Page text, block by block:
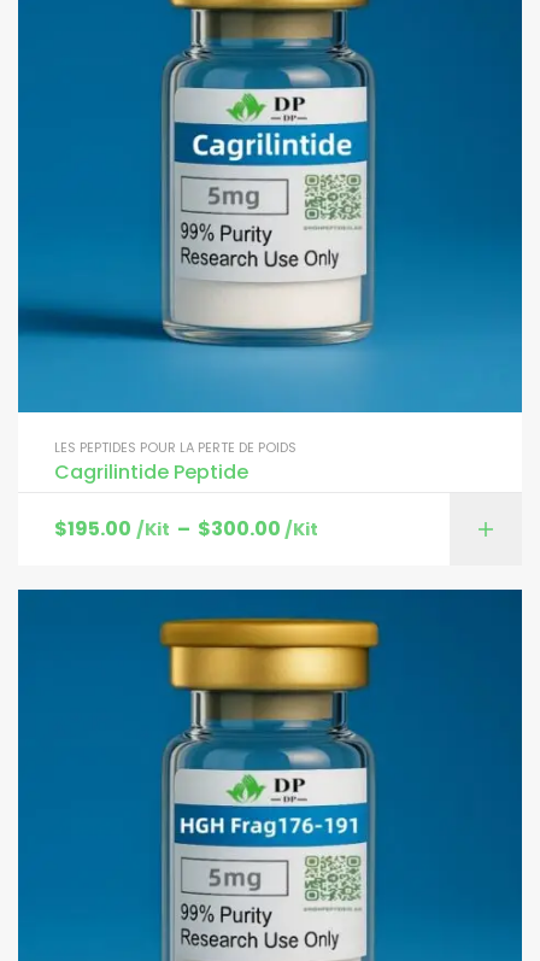
LES PEPTIDES POUR LA PERTE DE POIDS
Cagrilintide Peptide
$195.00 /Kit – $300.00 /Kit